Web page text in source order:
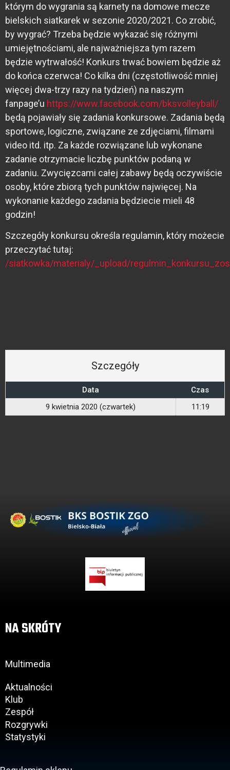
którym do wygrania są karnety na domowe mecze
bielskich siatkarek w sezonie 2020/2021. Co zrobić,
by wygrać? Trzeba będzie wykazać się różnymi
umiejętnościami, ale najważniejsza tym razem
będzie wytrwałość! Konkurs trwać bowiem będzie aż
do końca czerwca! Co kilka dni (częstotliwość mniej
więcej dwa-trzy razy na tydzień) na naszym
fanpage’u https://www.facebook.com/bksvolleyball/
będą pojawiały się zadania konkursowe. Zadania będą
sportowe, logiczne, związane ze zdjęciami, filmami
video itd. itp. Za każde rozwiązane lub wykonane
zadanie otrzymacie liczbę punktów podaną w
zadaniu. Zwycięzcami całej zabawy będą oczywiście
osoby, które zbiorą tych punktów najwięcej. Na
wykonanie każdego zadania będziecie mieli 48
godzin!
Szczegóły konkursu określa regulamin, który możecie
przeczytać tutaj:
/siatkowka/materialy/_upload/
Szczegóły
Data
Czas
9 kwietnia 2020 (czwartek)
11:19
NA SKRÓTY
Multimedia
Aktualności
Klub
Zespół
Rozgrywki
Statystyki